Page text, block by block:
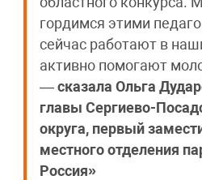
гордимся этими
сейчас работают в
активно помогают
— сказала Ольга
главы Сергиево-
округа, первый
местного отделения
Россия»